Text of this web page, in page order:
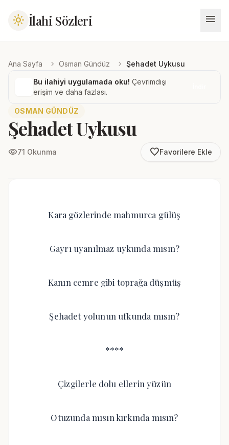
light_mode İlahi Sözleri menu
Ana Sayfa chevron_right Osman Gündüz chevron_right Şehadet Uykusu
Bu ilahiyi uygulamada oku! Çevrimdışı
erişim ve daha fazlası.
OSMAN GÜNDÜZ
Şehadet Uykusu
visibility71 Okunma favorite_borderFavorilere Ekle
Kara gözlerinde mahmurca gülüş
Gayrı uyanılmaz uykunda mısın?
Kanın cemre gibi toprağa düşmüş
Şehadet yolunun ufkunda mısın?
****
Çizgilerle dolu ellerin yüzün
Otuzunda mısın kırkında mısın?